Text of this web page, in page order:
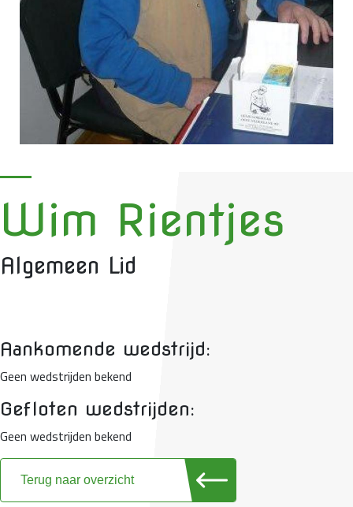
Wim Rientjes
Algemeen Lid
Aankomende wedstrijd:
Geen wedstrijden bekend
Gefloten wedstrijden:
Geen wedstrijden bekend
Terug naar overzicht